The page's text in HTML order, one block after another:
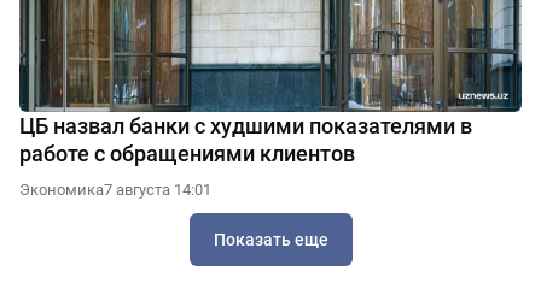
ЦБ назвал банки с худшими показателями в
работе с обращениями клиентов
Экономика7 августа 14:01
Показать еще